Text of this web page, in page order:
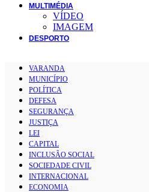
MULTIMÉDIA
VÍDEO
IMAGEM
DESPORTO
VARANDA
MUNICÍPIO
POLÍTICA
DEFESA
SEGURANÇA
JUSTIÇA
LEI
CAPITAL
INCLUSÃO SOCIAL
SOCIEDADE CIVIL
INTERNACIONAL
ECONOMIA